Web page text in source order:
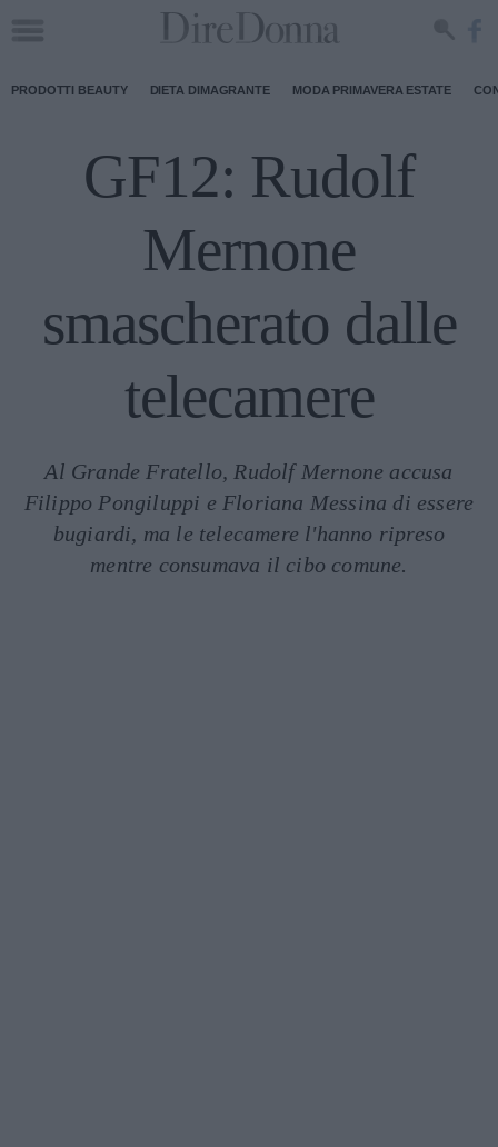
PRODOTTI BEAUTY DIETA DIMAGRANTE MODA PRIMAVERA ESTATE
GF12: Rudolf
Mernone
smascherato dalle
telecamere
Al Grande Fratello, Rudolf Mernone accusa
Filippo Pongiluppi e Floriana Messina di essere
bugiardi, ma le telecamere l'hanno ripreso
mentre consumava il cibo comune.